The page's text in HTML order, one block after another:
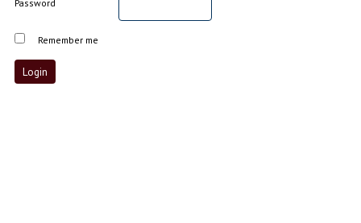
Password
Remember me